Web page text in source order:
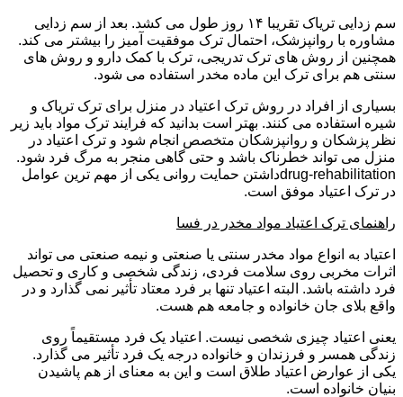
سم زدایی تریاک تقریبا ۱۴ روز طول می کشد. بعد از سم زدایی
مشاوره با روانپزشک، احتمال ترک موفقیت آمیز را بیشتر می کند.
همچنین از روش های ترک تدریجی، ترک با کمک دارو و روش های
سنتی هم برای ترک این ماده مخدر استفاده می شود.
بسیاری از افراد در روش ترک اعتیاد در منزل برای ترک تریاک و
شیره استفاده می کنند. بهتر است بدانید که فرایند ترک مواد باید زیر
نظر پزشکان و روانپزشکان متخصص انجام شود و ترک اعتیاد در
منزل می تواند خطرناک باشد و حتی گاهی منجر به مرگ فرد شود.
drug-rehabilitationداشتن حمایت روانی یکی از مهم ترین عوامل
در ترک اعتیاد موفق است.
راهنمای ترک اعتیاد مواد مخدر در فسا
اعتیاد به انواع مواد مخدر سنتی یا صنعتی و نیمه صنعتی می تواند
اثرات مخربی روی سلامت فردی، زندگی شخصی و کاری و تحصیل
فرد داشته باشد. البته اعتیاد تنها بر فرد معتاد تأثیر نمی گذارد و در
واقع بلای جان خانواده و جامعه هم هست.
یعنی اعتیاد چیزی شخصی نیست. اعتیاد یک فرد مستقیماً روی
زندگی همسر و فرزندان و خانواده درجه یک فرد تأثیر می گذارد.
یکی از عوارض اعتیاد طلاق است و این به معنای از هم پاشیدن
بنیان خانواده است.